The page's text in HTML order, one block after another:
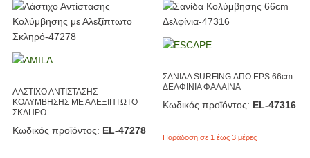
ΛΑΣΤΙΧΟ ΑΝΤΙΣΤΑΣΗΣ
ΚΟΛΥΜΒΗΣΗΣ ΜΕ ΑΛΕΞΙΠΤΩΤΟ
ΣΚΛΗΡΟ
Κωδικός προϊόντος: EL-47278
ΣΑΝΙΔΑ SURFING ΑΠΟ EPS 66cm
ΔΕΛΦΙΝΙΑ ΦΑΛΑΙΝΑ
Κωδικός προϊόντος: EL-47316
Παράδοση σε 1 έως 3 μέρες